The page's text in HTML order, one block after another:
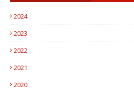
2024
2023
2022
2021
2020